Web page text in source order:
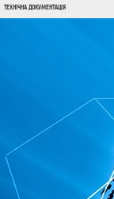
ТЕХНІЧНА ДОКУМЕНТАЦІЯ